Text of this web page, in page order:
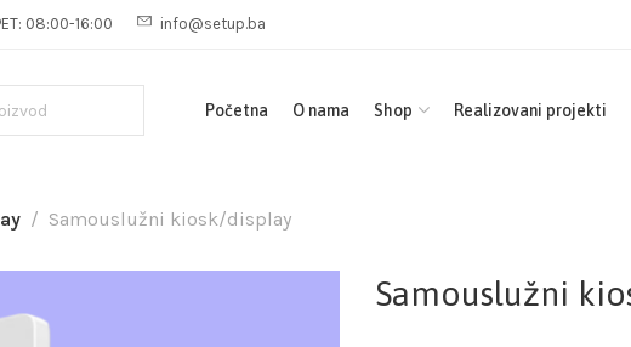
08:00-16:00 info@setup.ba
Početna O nama Shop Realizovani projekti
Samouslužni kiosk/display
Samouslužni